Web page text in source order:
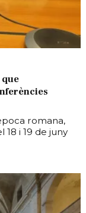
romana,
18 i 19 de juny